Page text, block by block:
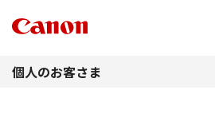
個人のお客さま